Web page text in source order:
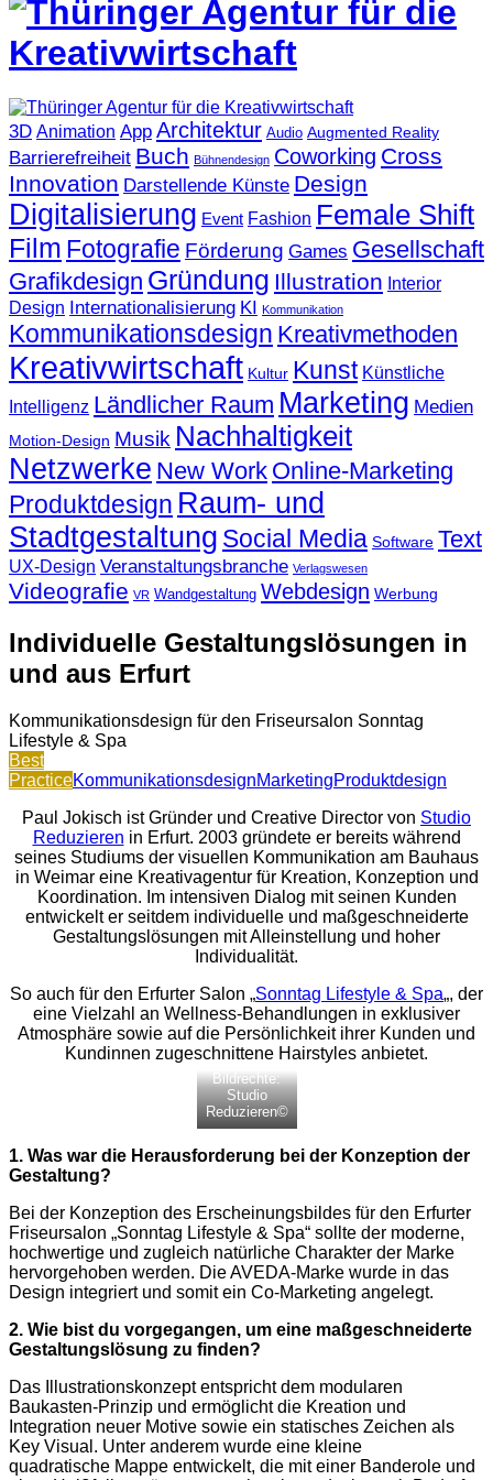
3D Animation App Architektur Audio Augmented Reality
Barrierefreiheit Buch Bühnendesign Coworking Cross
Innovation Darstellende Künste Design
Digitalisierung Event Fashion Female Shift
Film Fotografie Förderung Games Gesellschaft
Grafikdesign Gründung Illustration Interior
Design Internationalisierung KI Kommunikation
Kommunikationsdesign Kreativmethoden
Kreativwirtschaft Kultur Kunst Künstliche
Intelligenz Ländlicher Raum Marketing Medien
Motion-Design Musik Nachhaltigkeit
Netzwerke New Work Online-Marketing
Produktdesign Raum- und
Stadtgestaltung Social Media Software Text
UX-Design Veranstaltungsbranche Verlagswesen
Videografie VR Wandgestaltung Webdesign Werbung
Individuelle Gestaltungslösungen in
und aus Erfurt
Kommunikationsdesign für den Friseursalon Sonntag
Lifestyle & Spa
Best
PracticeKommunikationsdesignMarketingProduktdesign
Paul Jokisch ist Gründer und Creative Director von Studio
Reduzieren in Erfurt. 2003 gründete er bereits während
seines Studiums der visuellen Kommunikation am Bauhaus
in Weimar eine Kreativagentur für Kreation, Konzeption und
Koordination. Im intensiven Dialog mit seinen Kunden
entwickelt er seitdem individuelle und maßgeschneiderte
Gestaltungslösungen mit Alleinstellung und hoher
Individualität.
So auch für den Erfurter Salon „Sonntag Lifestyle & Spa„, der
eine Vielzahl an Wellness-Behandlungen in exklusiver
Atmosphäre sowie auf die Persönlichkeit ihrer Kunden und
Kundinnen zugeschnittene Hairstyles anbietet.
Bildrechte:
Studio
Reduzieren©
1. Was war die Herausforderung bei der Konzeption der
Gestaltung?
Bei der Konzeption des Erscheinungsbildes für den Erfurter
Friseursalon „Sonntag Lifestyle & Spa“ sollte der moderne,
hochwertige und zugleich natürliche Charakter der Marke
hervorgehoben werden. Die AVEDA-Marke wurde in das
Design integriert und somit ein Co-Marketing angelegt.
2. Wie bist du vorgegangen, um eine maßgeschneiderte
Gestaltungslösung zu finden?
Das Illustrationskonzept entspricht dem modularen
Baukasten-Prinzip und ermöglicht die Kreation und
Integration neuer Motive sowie ein statisches Zeichen als
Key Visual. Unter anderem wurde eine kleine
quadratische Mappe entwickelt, die mit einer Banderole und